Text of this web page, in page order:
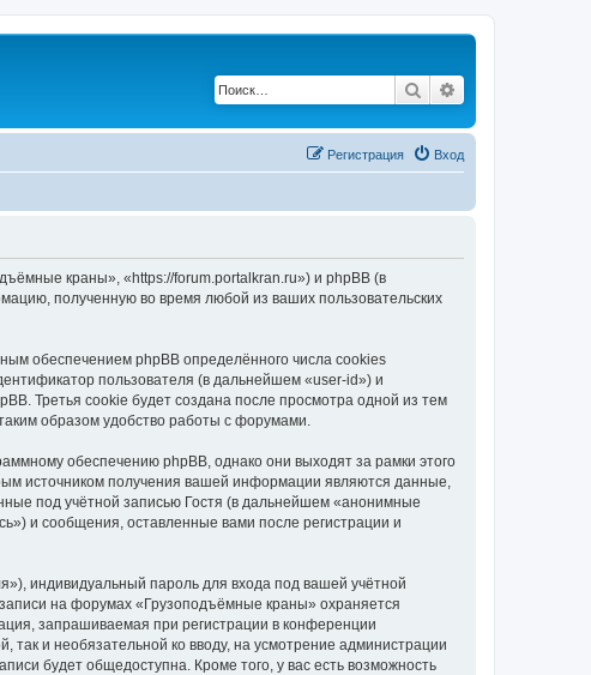
Поиск
Вход
Регистрация
краны», «https://forum.portalkran.ru») и phpBB (в
полученную во время любой из ваших пользовательских
обеспечением phpBB определённого числа cookies
пользователя (в дальнейшем «user-id») и
Третья cookie будет создана после просмотра одной из тем
образом удобство работы с форумами.
обеспечению phpBB, однако они выходят за рамки этого
источником получения вашей информации являются данные,
под учётной записью Гостя (в дальнейшем «анонимные
и сообщения, оставленные вами после регистрации и
индивидуальный пароль для входа под вашей учётной
на форумах «Грузоподъёмные краны» охраняется
запрашиваемая при регистрации в конференции
и необязательной ко вводу, на усмотрение администрации
будет общедоступна. Кроме того, у вас есть возможность